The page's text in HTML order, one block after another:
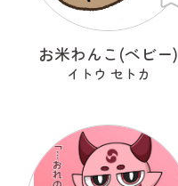
お米わんこ(ベビー)
イトウ セトカ